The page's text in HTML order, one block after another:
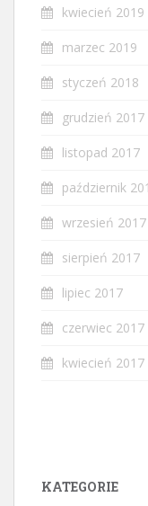
kwiecień 2019
marzec 2019
styczeń 2018
grudzień 2017
listopad 2017
październik
wrzesień 2017
sierpień 2017
lipiec 2017
czerwiec 2017
kwiecień 2017
KATEGORIE